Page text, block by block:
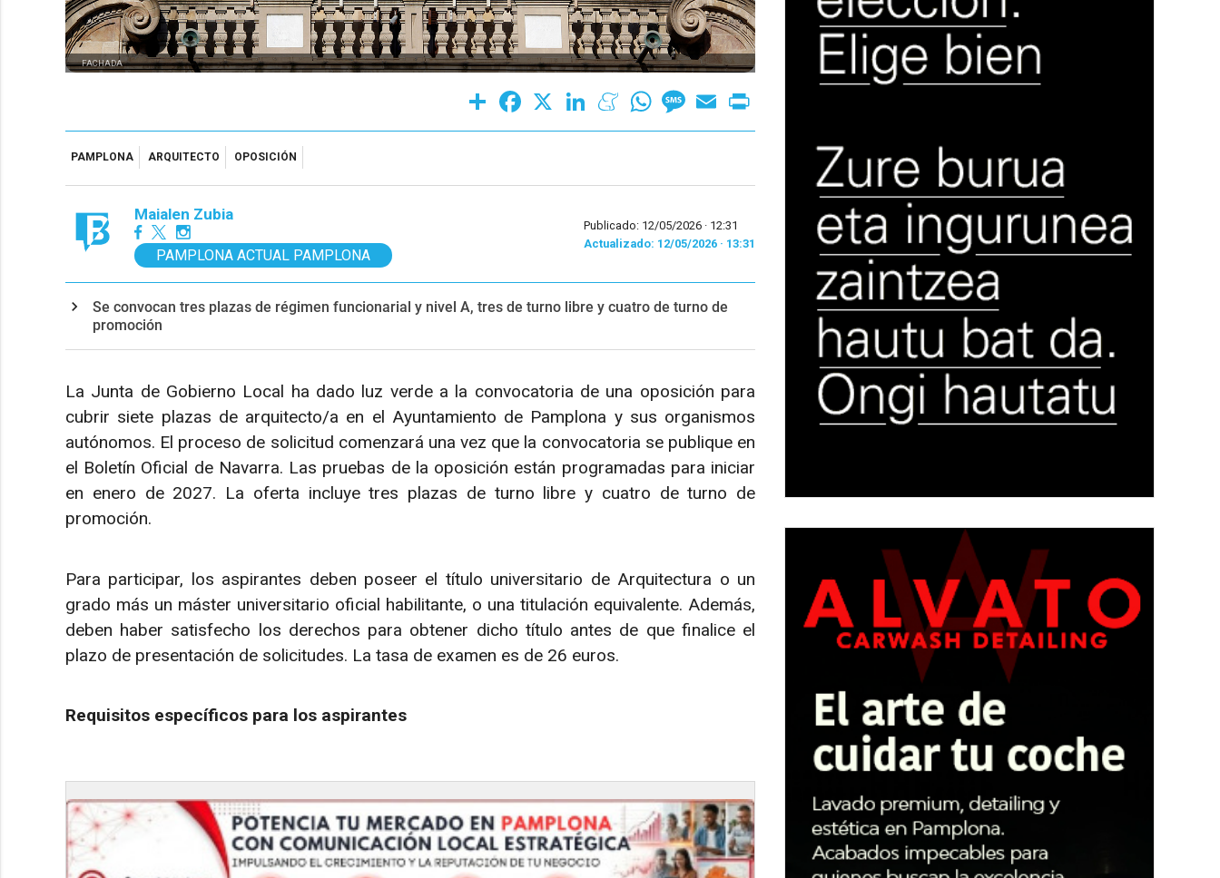
FACHADA
Share Facebook LinkedInMeneameWhatsAppMessage
Email
PAMPLONA ARQUITECTO OPOSICIÓN
Maialen Zubia
PAMPLONA ACTUAL PAMPLONA
Publicado: 12/05/2026 · 12:31
Actualizado: 12/05/2026 · 13:31
Se convocan tres plazas de régimen funcionarial y nivel A, tres de turno libre y cuatro de turno de
promoción
La Junta de Gobierno Local ha dado luz verde a la convocatoria de una oposición para
cubrir siete plazas de arquitecto/a en el Ayuntamiento de Pamplona y sus organismos
autónomos. El proceso de solicitud comenzará una vez que la convocatoria se publique en
el Boletín Oficial de Navarra. Las pruebas de la oposición están programadas para iniciar
en enero de 2027. La oferta incluye tres plazas de turno libre y cuatro de turno de
promoción.
Para participar, los aspirantes deben poseer el título universitario de Arquitectura o un
grado más un máster universitario oficial habilitante, o una titulación equivalente. Además,
deben haber satisfecho los derechos para obtener dicho título antes de que finalice el
plazo de presentación de solicitudes. La tasa de examen es de 26 euros.
Requisitos específicos para los aspirantes